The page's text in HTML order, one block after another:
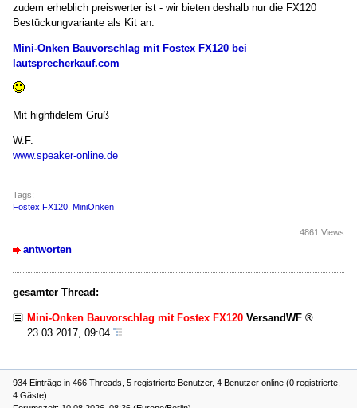
zudem erheblich preiswerter ist - wir bieten deshalb nur die FX120
Bestückungvariante als Kit an.
Mini-Onken Bauvorschlag mit Fostex FX120 bei
lautsprecherkauf.com
Mit highfidelem Gruß
W.F.
www.speaker-online.de
Tags:
Fostex FX120 MiniOnken
antworten
4861 Views
gesamter Thread:
Mini-Onken Bauvorschlag mit Fostex FX120 VersandWF
23.03.2017, 09:04
934 Einträge in 466 Threads, 5 registrierte Benutzer, 4 Benutzer online (0 registrierte,
4 Gäste)